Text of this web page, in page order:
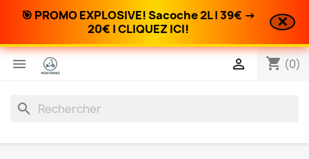
🎯 PROMO EXPLOSIVE! Sacoche 2L | 39€ →
20€ | CLIQUEZ ICI!
✕
 shopping_cart (0)

search